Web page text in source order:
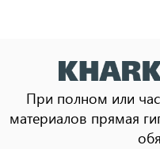
При полном или
материалов прямая